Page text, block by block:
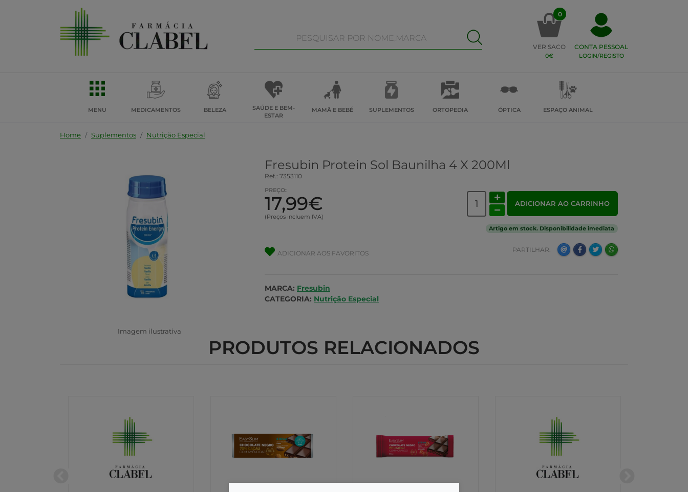
0
VER SACO
0€
CONTA PESSOAL
LOGIN/REGISTO
MENU MEDICAMENTOS BELEZA
SAÚDE E BEM-
ESTAR
MAMÃ E BEBÉ SUPLEMENTOS ORTOPEDIA ÓPTICA ESPAÇO ANIMAL
Home Suplementos Nutrição Especial
Imagem ilustrativa
Fresubin Protein Sol Baunilha 4 X 200Ml
Ref.: 7353110
PREÇO:
17,99€
(Preços incluem IVA)
ADICIONAR AO CARRINHO
Artigo em stock. Disponibilidade imediata
ADICIONAR AOS FAVORITOS PARTILHAR:
MARCA: Fresubin
CATEGORIA: Nutrição Especial
PRODUTOS RELACIONADOS